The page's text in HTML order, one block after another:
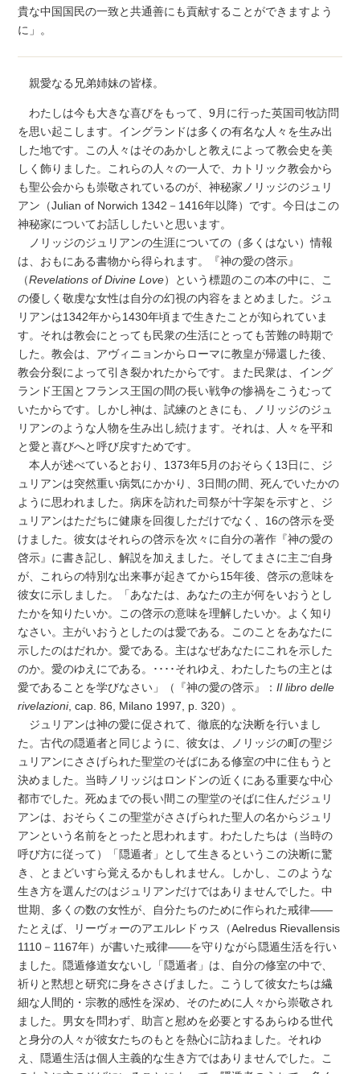
貴な中国国民の一致と共通善にも貢献することができますよう
に」。
親愛なる兄弟姉妹の皆様。
わたしは今も大きな喜びをもって、9月に行った英国司牧訪問
を思い起こします。イングランドは多くの有名な人々を生み出
した地です。この人々はそのあかしと教えによって教会史を美
しく飾りました。これらの人々の一人で、カトリック教会から
も聖公会からも崇敬されているのが、神秘家ノリッジのジュリ
アン（Julian of Norwich 1342－1416年以降）です。今日はこの
神秘家についてお話ししたいと思います。
ノリッジのジュリアンの生涯についての（多くはない）情報
は、おもにある書物から得られます。『神の愛の啓示』
（Revelations of Divine Love）という標題のこの本の中に、こ
の優しく敬虔な女性は自分の幻視の内容をまとめました。ジュ
リアンは1342年から1430年頃まで生きたことが知られていま
す。それは教会にとっても民衆の生活にとっても苦難の時期で
した。教会は、アヴィニョンからローマに教皇が帰還した後、
教会分裂によって引き裂かれたからです。また民衆は、イング
ランド王国とフランス王国の間の長い戦争の惨禍をこうむって
いたからです。しかし神は、試練のときにも、ノリッジのジュ
リアンのような人物を生み出し続けます。それは、人々を平和
と愛と喜びへと呼び戻すためです。
本人が述べているとおり、1373年5月のおそらく13日に、ジ
ュリアンは突然重い病気にかかり、3日間の間、死んでいたかの
ように思われました。病床を訪れた司祭が十字架を示すと、ジ
ュリアンはただちに健康を回復しただけでなく、16の啓示を受
けました。彼女はそれらの啓示を次々に自分の著作『神の愛の
啓示』に書き記し、解説を加えました。そしてまさに主ご自身
が、これらの特別な出来事が起きてから15年後、啓示の意味を
彼女に示しました。「あなたは、あなたの主が何をいおうとし
たかを知りたいか。この啓示の意味を理解したいか。よく知り
なさい。主がいおうとしたのは愛である。このことをあなたに
示したのはだれか。愛である。主はなぜあなたにこれを示した
のか。愛のゆえにである。････それゆえ、わたしたちの主とは
愛であることを学びなさい」（『神の愛の啓示』：Il libro delle
rivelazioni, cap. 86, Milano 1997, p. 320）。
ジュリアンは神の愛に促されて、徹底的な決断を行いまし
た。古代の隠遁者と同じように、彼女は、ノリッジの町の聖ジ
ュリアンにささげられた聖堂のそばにある修室の中に住もうと
決めました。当時ノリッジはロンドンの近くにある重要な中心
都市でした。死ぬまでの長い間この聖堂のそばに住んだジュリ
アンは、おそらくこの聖堂がささげられた聖人の名からジュリ
アンという名前をとったと思われます。わたしたちは（当時の
呼び方に従って）「隠遁者」として生きるというこの決断に驚
き、とまどいすら覚えるかもしれません。しかし、このような
生き方を選んだのはジュリアンだけではありませんでした。中
世期、多くの数の女性が、自分たちのために作られた戒律――
たとえば、リーヴォーのアエルレドゥス（Aelredus Rievallensis
1110－1167年）が書いた戒律――を守りながら隠遁生活を行い
ました。隠遁修道女ないし「隠遁者」は、自分の修室の中で、
祈りと黙想と研究に身をささげました。こうして彼女たちは繊
細な人間的・宗教的感性を深め、そのために人々から崇敬され
ました。男女を問わず、助言と慰めを必要とするあらゆる世代
と身分の人々が彼女たちのもとを熱心に訪ねました。それゆ
え、隠遁生活は個人主義的な生き方ではありませんでした。こ